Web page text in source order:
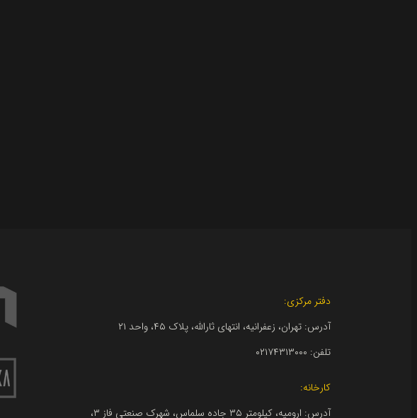
دفتر مرکزی:
آدرس: تهران، زعفرانیه، انتهای ثارالله، پلاک ۴۵، واحد ۲۱
تلفن: ۰۲۱۷۴۳۱۳۰۰۰
کارخانه:
آدرس: ارومیه، کیلومتر ۳۵ جاده سلماس، شهرک صنعتی فاز ۳،